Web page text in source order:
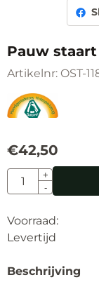
Pauw
Artikelnr: OST-
€42,50
Aantal
+
-
Voorraad:
Levertijd
Beschrijving